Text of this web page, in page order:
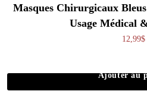
Masques Chirurgicaux
Usage Médical
12,99$
Ajouter au